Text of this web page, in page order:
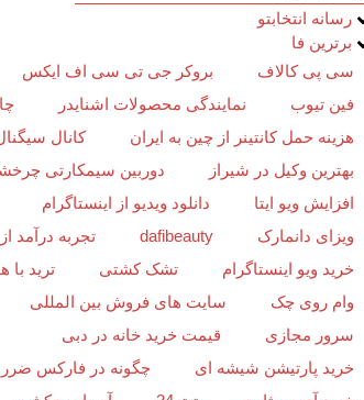
رسانه انتخابتو
برترین فا
سی پی کالاف
بروکر جی تی سی اف ایکس
فین تیوب
نمایندگی محصولات اشنایدر
هزینه حمل کانتینر از چین به ایران
کانال
بهترین وکیل در شیراز
دوربین سیمکارتی
افزایش ویو ایتا
دانلود ویدیو از اینستاگرام
ویزای دانمارک
dafibeauty
تجربه درآمد
خرید ویو اینستاگرام
تشک کشتی
ترید
وام روی چک
سایت های فروش بین المللی
سرور مجازی
قیمت خرید خانه در دبی
خرید پارتیشن شیشه ای
چگونه در فارکس ضرر